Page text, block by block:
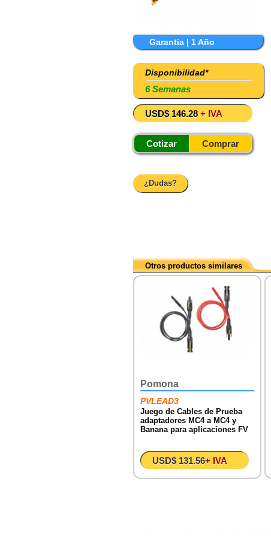
Garantia | 1 Año
Disponibilidad*
6 Semanas
USD$ 146.28 + IVA
Cotizar Comprar
¿Dudas?
Otros productos similares
Pomona
PVLEAD3
Juego de Cables de Prueba
adaptadores MC4 a MC4 y
Banana para aplicaciones FV
USD$ 131.56+ IVA